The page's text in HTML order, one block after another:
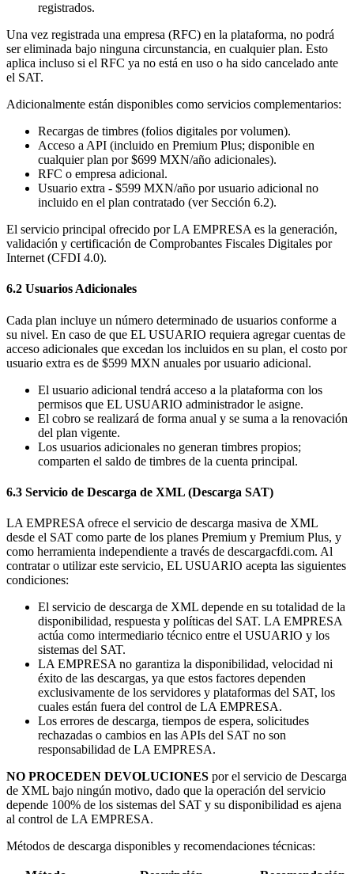
registrados.
Una vez registrada una empresa (RFC) en la plataforma, no podrá
ser eliminada bajo ninguna circunstancia, en cualquier plan. Esto
aplica incluso si el RFC ya no está en uso o ha sido cancelado ante
el SAT.
Adicionalmente están disponibles como servicios complementarios:
Recargas de timbres (folios digitales por volumen).
Acceso a API (incluido en Premium Plus; disponible en
cualquier plan por $699 MXN/año adicionales).
RFC o empresa adicional.
Usuario extra - $599 MXN/año por usuario adicional no
incluido en el plan contratado (ver Sección 6.2).
El servicio principal ofrecido por LA EMPRESA es la generación,
validación y certificación de Comprobantes Fiscales Digitales por
Internet (CFDI 4.0).
6.2 Usuarios Adicionales
Cada plan incluye un número determinado de usuarios conforme a
su nivel. En caso de que EL USUARIO requiera agregar cuentas de
acceso adicionales que excedan los incluidos en su plan, el costo por
usuario extra es de $599 MXN anuales por usuario adicional.
El usuario adicional tendrá acceso a la plataforma con los
permisos que EL USUARIO administrador le asigne.
El cobro se realizará de forma anual y se suma a la renovación
del plan vigente.
Los usuarios adicionales no generan timbres propios;
comparten el saldo de timbres de la cuenta principal.
6.3 Servicio de Descarga de XML (Descarga SAT)
LA EMPRESA ofrece el servicio de descarga masiva de XML
desde el SAT como parte de los planes Premium y Premium Plus, y
como herramienta independiente a través de descargacfdi.com. Al
contratar o utilizar este servicio, EL USUARIO acepta las siguientes
condiciones:
El servicio de descarga de XML depende en su totalidad de la
disponibilidad, respuesta y políticas del SAT. LA EMPRESA
actúa como intermediario técnico entre el USUARIO y los
sistemas del SAT.
LA EMPRESA no garantiza la disponibilidad, velocidad ni
éxito de las descargas, ya que estos factores dependen
exclusivamente de los servidores y plataformas del SAT, los
cuales están fuera del control de LA EMPRESA.
Los errores de descarga, tiempos de espera, solicitudes
rechazadas o cambios en las APIs del SAT no son
responsabilidad de LA EMPRESA.
NO PROCEDEN DEVOLUCIONES por el servicio de Descarga
de XML bajo ningún motivo, dado que la operación del servicio
depende 100% de los sistemas del SAT y su disponibilidad es ajena
al control de LA EMPRESA.
Métodos de descarga disponibles y recomendaciones técnicas: